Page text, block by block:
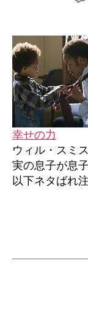
者
幸せの力
ウィル・スミ
実の息子が息
以下ネタばれ注